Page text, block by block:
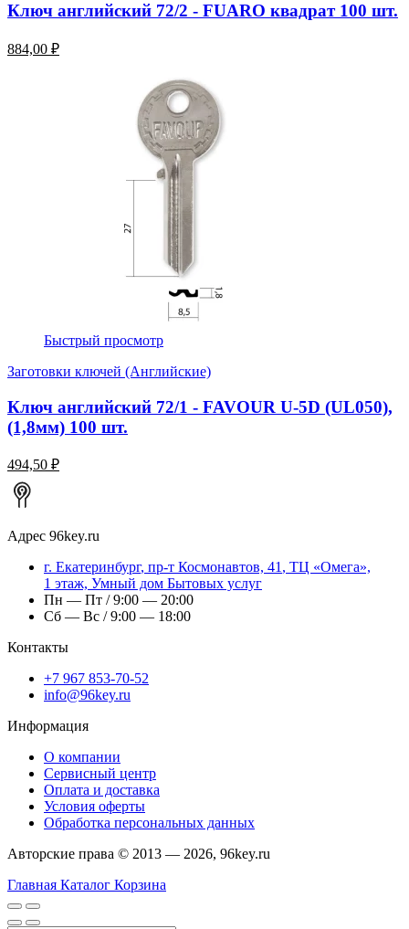
Ключ английский 72/2 - FUARO квадрат 100 шт.
884,00 ₽
Быстрый просмотр
Заготовки ключей (Английские)
Ключ английский 72/1 - FAVOUR U-5D (UL050),
(1,8мм) 100 шт.
494,50 ₽
Адрес 96key.ru
г. Екатеринбург, пр-т Космонавтов, 41, ТЦ «Омега»,
1 этаж, Умный дом Бытовых услуг
Пн — Пт / 9:00 — 20:00
Сб — Вс / 9:00 — 18:00
Контакты
+7 967 853-70-52
info@96key.ru
Информация
О компании
Сервисный центр
Оплата и доставка
Условия оферты
Обработка персональных данных
Авторские права © 2013 — 2026, 96key.ru
Главная Каталог Корзина